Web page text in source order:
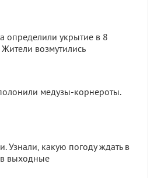
определили укрытие в 8
возмутились
медузы-корнероты.
Узнали, какую погоду ждать в
выходные